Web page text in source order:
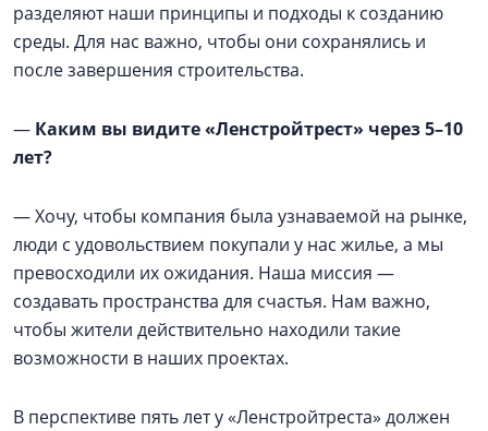
разделяют наши принципы и подходы к созданию
среды. Для нас важно, чтобы они сохранялись и
после завершения строительства.
— Каким вы видите «Ленстройтрест» через 5–10
лет?
— Хочу, чтобы компания была узнаваемой на рынке,
люди с удовольствием покупали у нас жилье, а мы
превосходили их ожидания. Наша миссия —
создавать пространства для счастья. Нам важно,
чтобы жители действительно находили такие
возможности в наших проектах.
В перспективе пять лет у «Ленстройтреста» должен